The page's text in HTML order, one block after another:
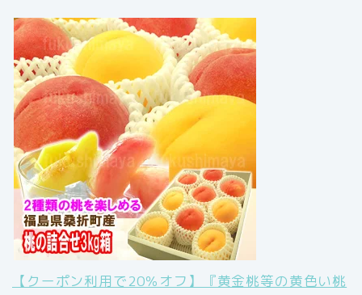
【クーポン利用で20％オフ】『黄金桃等の黄色い桃